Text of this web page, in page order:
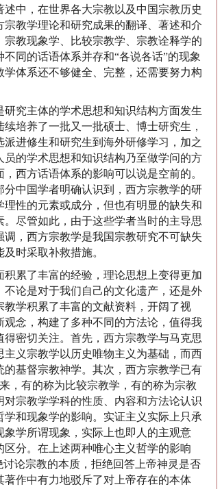
中，在世界各大宗教以及中国宗教历史
教学理论和研究成果的翻译、著述和介
教现象学、比较宗教学、宗教诠释学的
同的话语体系并存和“各说各话”的现象
体系还不够健全、完整，还需要努力构
究主体的学术思想和知识结构方面发生
培养了一批又一批硕士、博士研究生，
进修生和研究生到海外研修学习，加之
的学术思想和知识结构乃至做学问的方
西方话语体系的影响可以说是空前的。
中国学者明确认识到，西方宗教学的研
性的元素或成分，但也有明显的缺失和
尽管如此，由于这些学者当时的主导思
，西方宗教学是我国宗教研究不可缺失
时采取补救措施。
累了丰富的经验，理论思想上变得更加
论是对于我们自己的文化遗产，还是外
学积累了丰富的文献资料，开阔了视
念，构建了多种不同的方法论，值得我
密切关注。首先，西方宗教学与马克思
义宗教学以历史唯物主义为基础，而西
基督宗教神学。其次，西方宗教学已有
，有的称为比较宗教学，有的称为宗教
宗教学学科的性质、内容和方法论认识
和现象学的影响。实证主义实际上只承
学所谓现象，实际上也即人的主观意
分。在上述两种唯心主义哲学的影响
论宗教的本质，拒绝回答上帝神灵是否
作中有力地驳斥了对上帝存在的本体